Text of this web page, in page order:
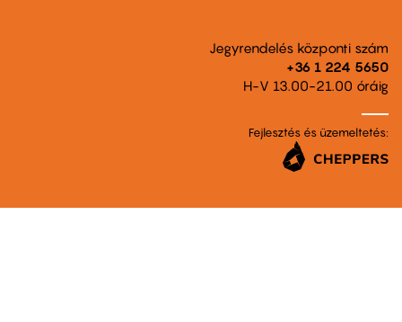
Jegyrendelés központi szám
+36 1 224 5650
H-V 13.00-21.00 óráig
Fejlesztés és üzemeltetés: